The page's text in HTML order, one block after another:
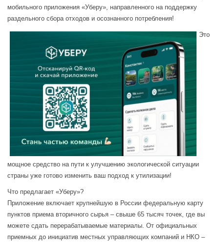
мобильного приложения «Уберу», направленного на поддержку
раздельного сбора отходов и осознанного потребления!
Это
мощное средство на пути к улучшению экологической ситуации
страны уже готово изменить ваш подход к утилизации!
Что предлагает «Уберу»?
Приложение включает крупнейшую в России федеральную карту
пунктов приема вторичного сырья – свыше 65 тысяч точек, где вы
можете сдать перерабатываемые материалы. От официальных
приемных до инициатив местных управляющих компаний и НКО –